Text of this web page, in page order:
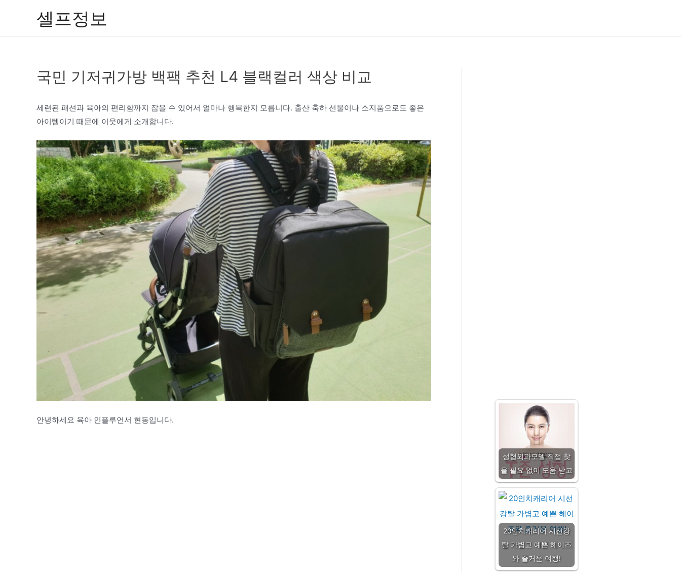
셀프정보
국민 기저귀가방 백팩 추천 L4 블랙컬러 색상 비교
세련된 패션과 육아의 편리함까지 잡을 수 있어서 얼마나 행복한지 모릅니다. 출산 축하 선물이나 소지품으로도 좋은
아이템이기 때문에 이웃에게 소개합니다.
안녕하세요 육아 인플루언서 현동입니다.
성형외과모델 직접 찾
을 필요 없이 도움 받고
20인치캐리어 시선강
탈 가볍고 예쁜 헤이즈
와 즐거운 여행!